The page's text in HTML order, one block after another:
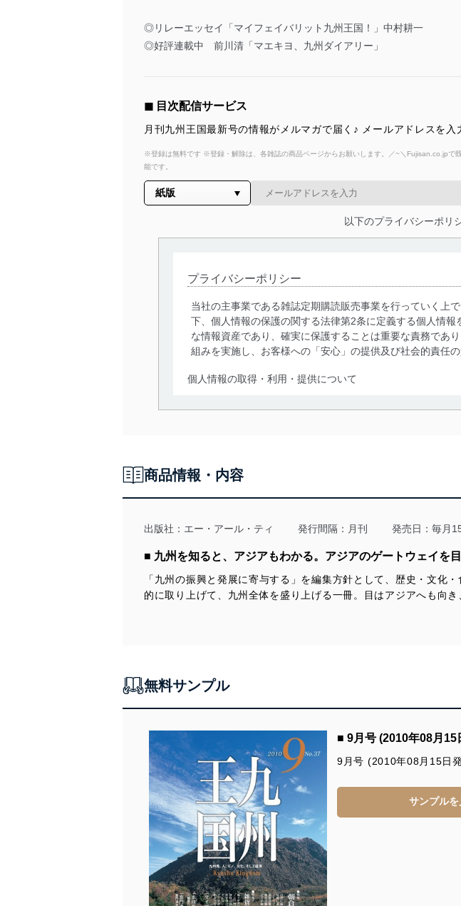
◎リレーエッセイ「マイフェイバリット九州王国！」中村耕一
◎好評連載中 前川清「マエキヨ、九州ダイアリー」
◼︎ 目次配信サービス
月刊九州王国最新号の情報がメルマガで届く♪ メールアドレスを入
※登録は無料です ※登録・解除は、各雑誌の商品ページからお願いします。／~＼Fujisan.co.jpで
能です。
以下のプライバシーポリ
プライバシーポリシー
当社の主事業である雑誌定期購読販売事業を行っていく上
下、個人情報の保護の関する法律第2条に定義する個人情
な情報資産であり、確実に保護することは重要な責務であ
組みを実施し、お客様への「安心」の提供及び社会的責任
個人情報の取得・利用・提供について
当社は、個人情報の取得・利用・提供に際して、その利用
法令遵守
令及びその他の規範を常に適合させます。
個人情報の安全管理措置
当社は、個人情報の正確性及び安全性を確保するために、
漏えい、滅失またはき損の防止及び是正に努めます。
アクセス者の識別と認証
機器に標準装備されているユーザー制御機能（ユーザ
システムを使用する従業者を識別・認証しています。
外部からの不正アクセス等の防止
個人データを取り扱う機器等のオペレーティングシス
個人データを取り扱う機器等にセキュリティ対策ソフ
としています。
情報システムの使用に伴う漏洩等の防止
メール等により個人データの含まれるファイルを送信
個人情報保護マネジメントシステムの継続的改善
当社は、内部監査及びマネジメントレビューの機会を通じ
の状態を維持します。
商品情報・内容
出版社： エー・アール・ティ 発行間隔：月刊 発売日：毎月
■ 九州を知ると、アジアもわかる。アジアのゲートウェイを
「九州の振興と発展に寄与する」を編集方針として、歴史・文化
的に取り上げて、九州全体を盛り上げる一冊。目はアジアへも向
無料サンプル
■ 9月号 (2010年08月15
9月号 (2010年08月15日
サンプルを